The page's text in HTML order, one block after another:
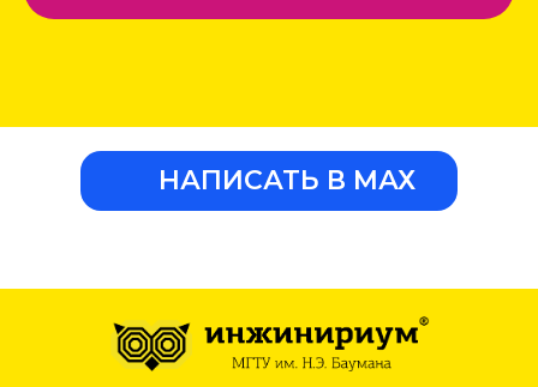
НАПИСАТЬ В МАХ